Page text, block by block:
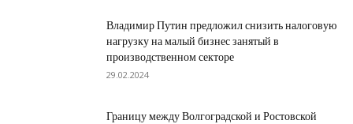
Владимир Путин предложил снизить налоговую
нагрузку на малый бизнес занятый в
производственном секторе
29.02.2024
Границу между Волгоградской и Ростовской